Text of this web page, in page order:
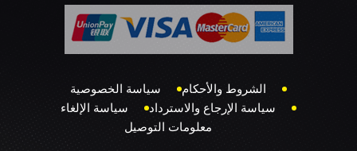
الشروط والأحكام
سياسة الخصوصية
سياسة الإرجاع والاسترداد
سياسة الإلغاء
معلومات التوصيل